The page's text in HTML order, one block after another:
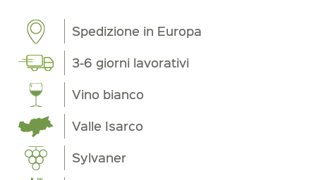
Spedizione in Europa
3-6 giorni lavorativi
Vino bianco
Valle Isarco
Sylvaner